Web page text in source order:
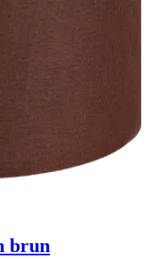
brun